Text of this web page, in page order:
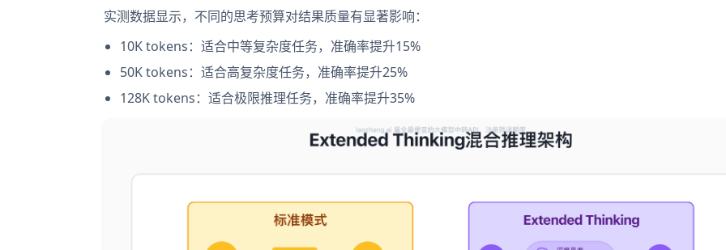
实测数据显示，不同的思考预算对结果质量有显著影响：
10K tokens：适合中等复杂度任务，准确率提升15%
50K tokens：适合高复杂度任务，准确率提升25%
128K tokens：适合极限推理任务，准确率提升35%